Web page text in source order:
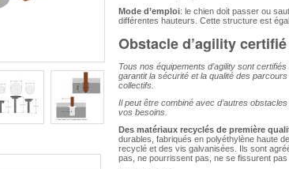
Mode d’emploi: le chien doit passer ou
différentes hauteurs. Cette structure est
Obstacle d’agility
Tous nos équipements d’agility sont
garantit la sécurité et la qualité des
collectifs.
Il peut être combiné avec d’autres
vos besoins.
Des matériaux recyclés de première
durables, fabriqués en polyéthylène haute
recyclé et des vis galvanisées. Ils sont
pas, ne pourrissent pas, ne se fissurent pas